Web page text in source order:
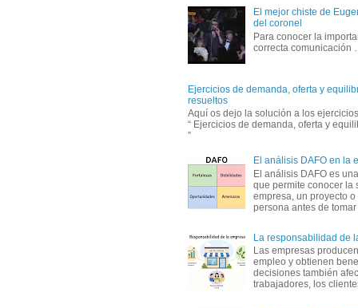
El mejor chiste de
del coronel
Para conocer la
correcta
Ejercicios de demanda, oferta y
resueltos
Aquí os dejo la solución a los
“ Ejercicios de demanda, oferta y
”
El análisis DAFO en la
El análisis DAFO es
que permite conocer la
empresa, un proyecto
persona antes de
La responsabilidad de
Las empresas
empleo y obtienen
decisiones también
trabajadores, los